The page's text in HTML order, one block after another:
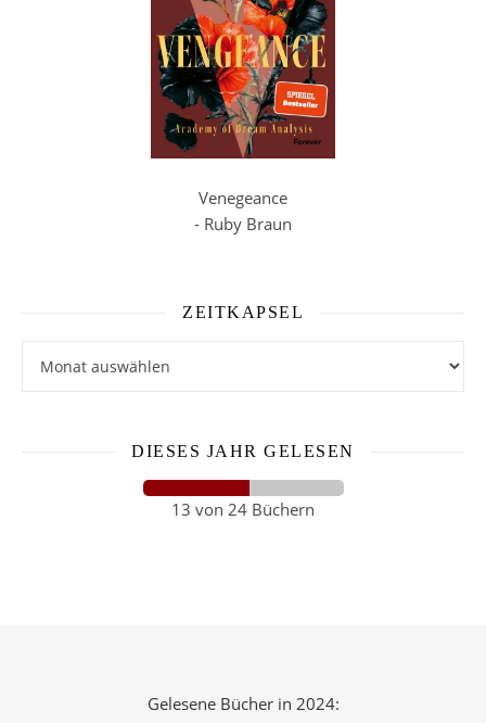
Venegeance
- Ruby Braun
ZEITKAPSEL
DIESES JAHR GELESEN
13 von 24 Büchern
Gelesene Bücher in 2024: